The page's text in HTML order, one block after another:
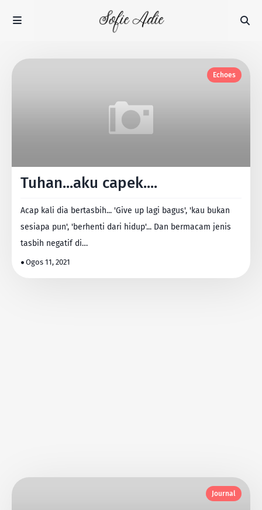
Echoes
Tuhan...aku capek....
Acap kali dia bertasbih... 'Give up lagi bagus', 'kau bukan
sesiapa pun', 'berhenti dari hidup'... Dan bermacam jenis
tasbih negatif di…
Ogos 11, 2021
Journal